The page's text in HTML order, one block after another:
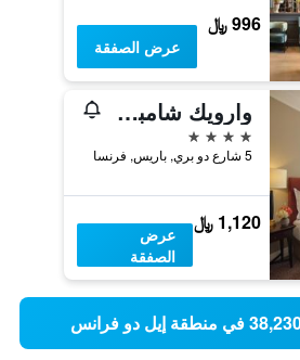
996 ﷼
عرض الصفقة
وارويك شامبز ليزيه باريس
4 نجوم
5 شارع دو بري, باريس, فرنسا
1,120 ﷼
عرض
الصفقة